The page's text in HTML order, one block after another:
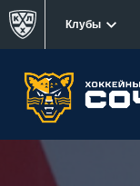
Клубы